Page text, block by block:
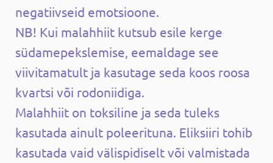
negatiivseid emotsioone.
NB! Kui malahhiit kutsub esile kerge
südamepekslemise, eemaldage see
viivitamatult ja kasutage seda koos roosa
kvartsi või rodoniidiga.
Malahhiit on toksiline ja seda tuleks
kasutada ainult poleerituna. Eliksiiri tohib
kasutada vaid välispidiselt või valmistada